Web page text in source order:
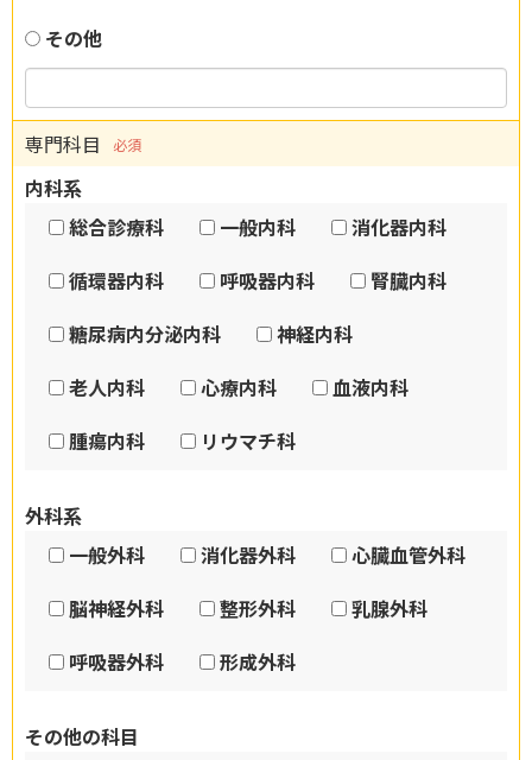
その他
専門科目 必須
内科系
総合診療科
一般内科
消化器内科
循環器内科
呼吸器内科
腎臓内科
糖尿病内分泌内科
神経内科
老人内科
心療内科
血液内科
腫瘍内科
リウマチ科
外科系
一般外科
消化器外科
心臓血管外科
脳神経外科
整形外科
乳腺外科
呼吸器外科
形成外科
その他の科目